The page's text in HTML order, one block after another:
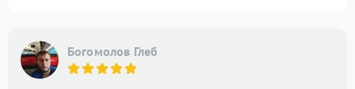
Богомолов Глеб